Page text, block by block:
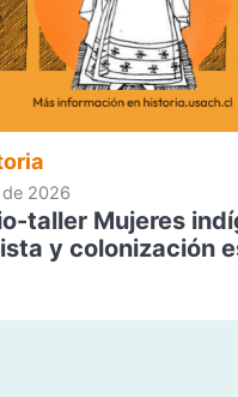
2026
taller Mujeres
y colonización